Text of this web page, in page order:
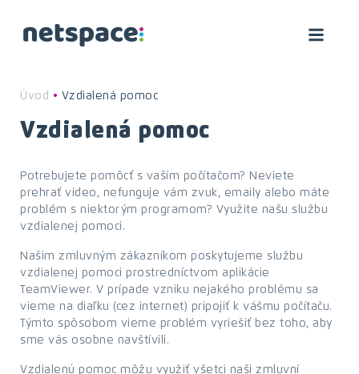
Úvod • Vzdialená pomoc
Vzdialená pomoc
Potrebujete pomôcť s vaším počítačom? Neviete
prehrať video, nefunguje vám zvuk, emaily alebo máte
problém s niektorým programom? Využite našu službu
vzdialenej pomoci.
Našim zmluvným zákazníkom poskytujeme službu
vzdialenej pomoci prostredníctvom aplikácie
TeamViewer. V prípade vzniku nejakého problému sa
vieme na diaľku (cez internet) pripojiť k vášmu počítaču.
Týmto spôsobom vieme problém vyriešiť bez toho, aby
sme vás osobne navštívili.
Vzdialenú pomoc môžu využiť všetci naši zmluvní